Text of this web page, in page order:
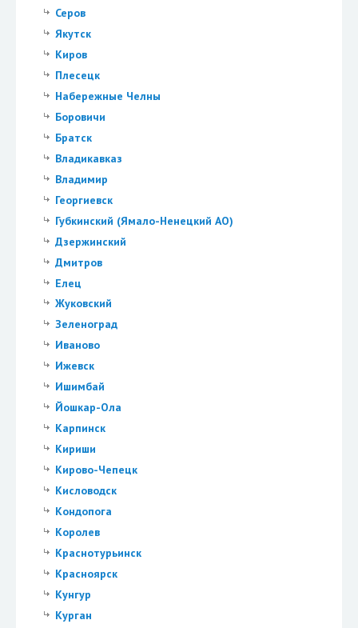
Серов
Якутск
Киров
Плесецк
Набережные Челны
Боровичи
Братск
Владикавказ
Владимир
Георгиевск
Губкинский (Ямало-Ненецкий АО)
Дзержинский
Дмитров
Елец
Жуковский
Зеленоград
Иваново
Ижевск
Ишимбай
Йошкар-Ола
Карпинск
Кириши
Кирово-Чепецк
Кисловодск
Кондопога
Королев
Краснотурьинск
Красноярск
Кунгур
Курган